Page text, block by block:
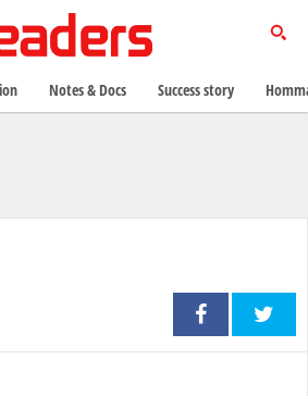
Notes & Docs Success story